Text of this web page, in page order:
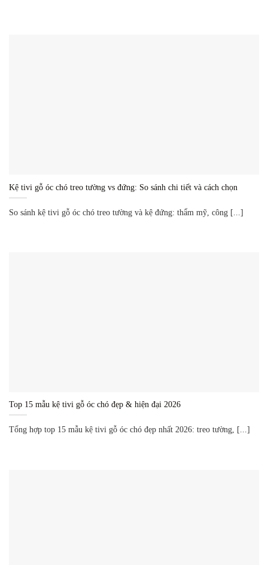
Kệ tivi gỗ óc chó treo tường vs đứng: So sánh chi tiết và cách chọn
So sánh kệ tivi gỗ óc chó treo tường và kệ đứng: thẩm mỹ, công [...]
Top 15 mẫu kệ tivi gỗ óc chó đẹp & hiện đại 2026
Tổng hợp top 15 mẫu kệ tivi gỗ óc chó đẹp nhất 2026: treo tường, [...]